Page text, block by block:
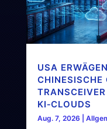
USA
CHINESISCHE
KI‑CLOUDS
Aug. 7, 2026